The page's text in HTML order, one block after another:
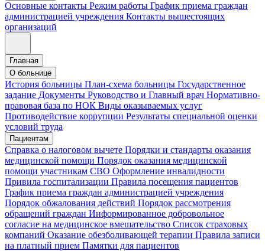
Основные контакты Режим работы График приема граждан
администрацией учреждения Контакты вышестоящих
организаций
Главная
О больнице
История больницы План-схема больницы Государственное
задание Документы Руководство и Главный врач Нормативно-
правовая база по НОК Виды оказываемых услуг
Противодействие коррупции Результаты специальной оценки
условий труда
Пациентам
Справка о налоговом вычете Порядки и стандарты оказания
медицинской помощи Порядок оказания медицинской
помощи участникам СВО Оформление инвалидности
Привила госпитализации Правила посещения пациентов
График приема граждан администрацией учреждения
Порядок обжалования действий Порядок рассмотрения
обращений граждан Информированное добровольное
согласие на медицинское вмешательство Список страховых
компаний Оказание обезболивающей терапии Правила записи
на платный прием Памятки для пациентов